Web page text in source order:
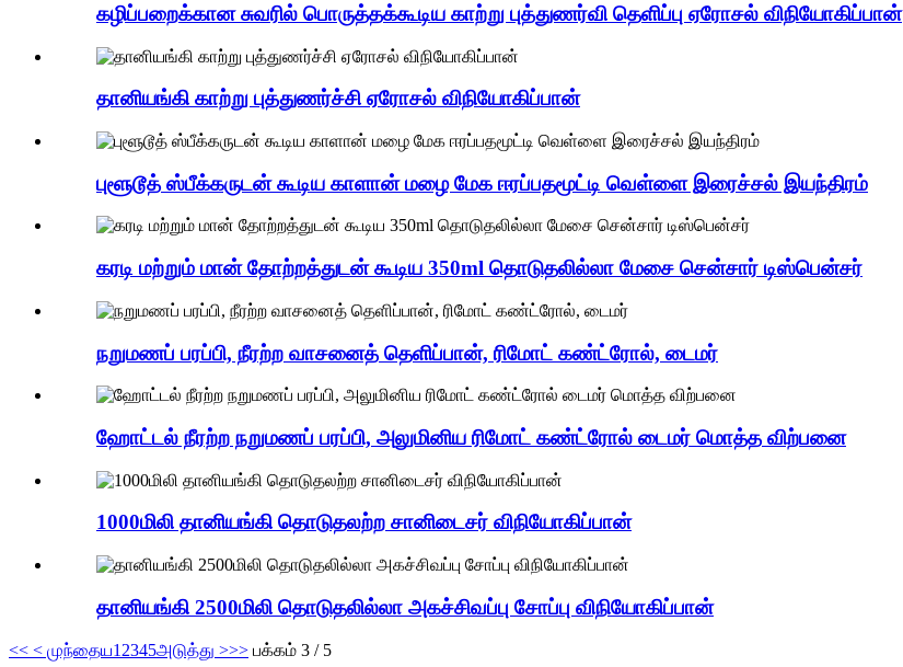
கழிப்பறைக்கான சுவரில் பொருத்தக்கூடிய காற்று புத்துணர்வி தெளிப்பு ஏரோசல் விநியோகிப்பான்
தானியங்கி காற்று புத்துணர்ச்சி ஏரோசல் விநியோகிப்பான்
புளூடூத் ஸ்பீக்கருடன் கூடிய காளான் மழை மேக ஈரப்பதமூட்டி வெள்ளை இரைச்சல் இயந்திரம்
கரடி மற்றும் மான் தோற்றத்துடன் கூடிய 350ml தொடுதலில்லா மேசை சென்சார் டிஸ்பென்சர்
நறுமணப் பரப்பி, நீரற்ற வாசனைத் தெளிப்பான், ரிமோட் கண்ட்ரோல், டைமர்
ஹோட்டல் நீரற்ற நறுமணப் பரப்பி, அலுமினிய ரிமோட் கண்ட்ரோல் டைமர் மொத்த விற்பனை
1000மிலி தானியங்கி தொடுதலற்ற சானிடைசர் விநியோகிப்பான்
தானியங்கி 2500மிலி தொடுதலில்லா அகச்சிவப்பு சோப்பு விநியோகிப்பான்
<< < முந்தைய1 2345அடுத்து >>> பக்கம் 3 / 5